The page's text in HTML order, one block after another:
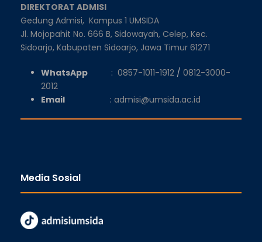
DIREKTORAT ADMISI
Gedung Admisi, Kampus 1 UMSIDA
Jl. Mojopahit No. 666 B, Sidowayah, Celep, Kec.
Sidoarjo, Kabupaten Sidoarjo, Jawa Timur 61271
WhatsApp : 0857-1011-1912 / 0812-3000-
2012
Email
: admisi@umsida.ac.id
Media Sosial